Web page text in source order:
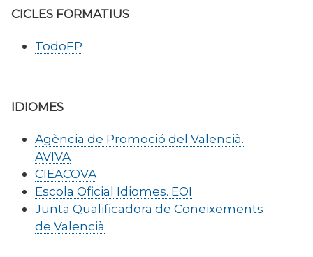
CICLES FORMATIUS
TodoFP
IDIOMES
Agència de Promoció del Valencià.
AVIVA
CIEACOVA
Escola Oficial Idiomes. EOI
Junta Qualificadora de Coneixements
de Valencià